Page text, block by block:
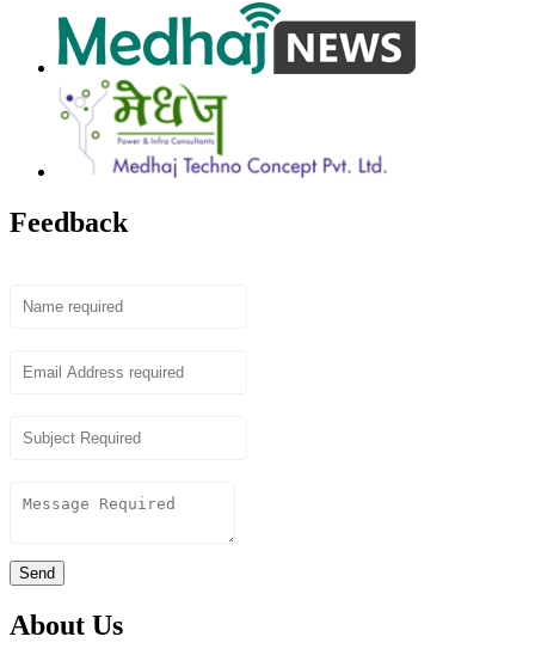
Feedback
Send
About Us